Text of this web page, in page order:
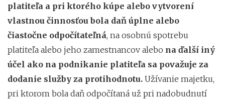
platiteľa a pri ktorého kúpe alebo vytvorení
vlastnou činnosťou bola daň úplne alebo
čiastočne odpočítateľná, na osobnú spotrebu
platiteľa alebo jeho zamestnancov alebo na ďalší iný
účel ako na podnikanie platiteľa sa považuje za
dodanie služby za protihodnotu. Užívanie majetku,
pri ktorom bola daň odpočítaná už pri nadobudnutí